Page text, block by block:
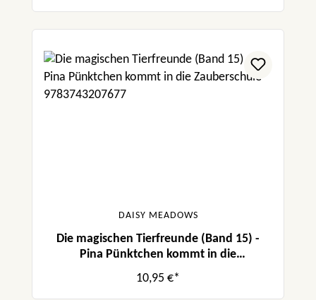
DAISY MEADOWS
Die magischen Tierfreunde (Band 15) -
Pina Pünktchen kommt in die
Zauberschule
10,95 €*